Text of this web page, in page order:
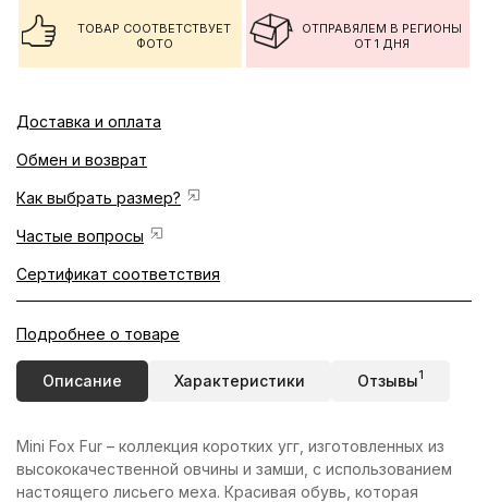
ТОВАР СООТВЕТСТВУЕТ
ФОТО
ОТПРАВЯЛЕМ В РЕГИОНЫ
ОТ 1 ДНЯ
Доставка и оплата
Обмен и возврат
Как выбрать размер?
Частые вопросы
Сертификат соответствия
Подробнее о товаре
Описание Характеристики Отзывы1
Mini Fox Fur – коллекция коротких угг, изготовленных из
высококачественной овчины и замши, с использованием
настоящего лисьего меха. Красивая обувь, которая